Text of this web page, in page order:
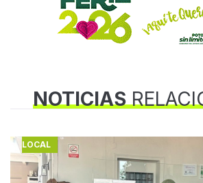
NOTICIAS
LOCAL